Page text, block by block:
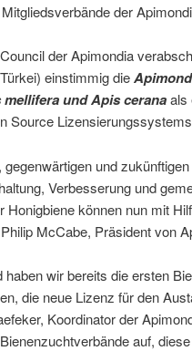
der
der Apimondia
einstimmig die
und Apis ceranaals
Source
gegenwärtigen und
Verbesserung und
Honigbiene können nun mit
McCabe, Präsident von
haben wir bereits die ersten
die neue Lizenz für den
Koordinator der
auf,